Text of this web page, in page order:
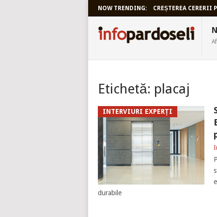
NOW TRENDING: CREȘTEREA CERERII
Etichetă: placaj
INTERVIURI EXPERȚI
durabile